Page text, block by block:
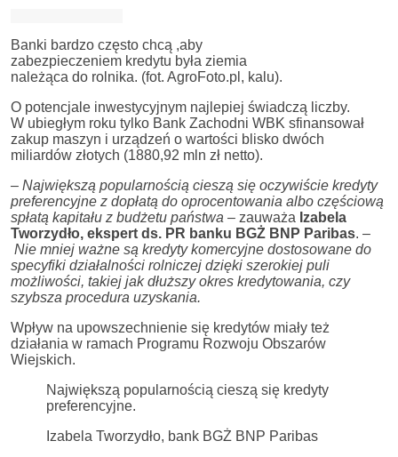
Banki bardzo często chcą ,aby
zabezpieczeniem kredytu była ziemia
należąca do rolnika. (fot. AgroFoto.pl, kalu).
O potencjale inwestycyjnym najlepiej świadczą liczby.
W ubiegłym roku tylko Bank Zachodni WBK sfinansował
zakup maszyn i urządzeń o wartości blisko dwóch
miliardów złotych (1880,92 mln zł netto).
– Największą popularnością cieszą się oczywiście kredyty
preferencyjne z dopłatą do oprocentowania albo częściową
spłatą kapitału z budżetu państwa – zauważa Izabela
Tworzydło, ekspert ds. PR banku BGŻ BNP Paribas. –
Nie mniej ważne są kredyty komercyjne dostosowane do
specyfiki działalności rolniczej dzięki szerokiej puli
możliwości, takiej jak dłuższy okres kredytowania, czy
szybsza procedura uzyskania.
Wpływ na upowszechnienie się kredytów miały też
działania w ramach Programu Rozwoju Obszarów
Wiejskich.
Największą popularnością cieszą się kredyty
preferencyjne.
Izabela Tworzydło, bank BGŻ BNP Paribas